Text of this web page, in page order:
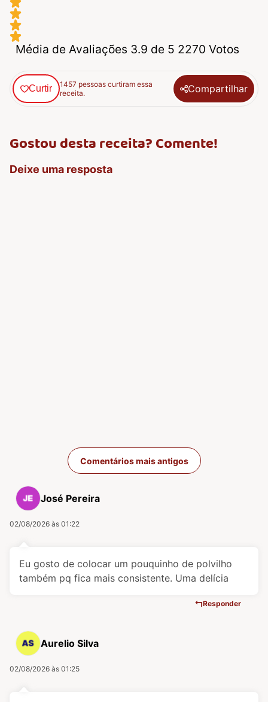
Média de Avaliações 3.9 de 5 2270 Votos
Curtir
1457 pessoas curtiram essa
receita.
Compartilhar
Gostou desta receita? Comente!
Deixe uma resposta
Navegação de
Comentários mais antigos
José Pereira
02/08/2026 às 01:22
Eu gosto de colocar um pouquinho de polvilho
também pq fica mais consistente. Uma delícia
Responder
Aurelio Silva
02/08/2026 às 01:25